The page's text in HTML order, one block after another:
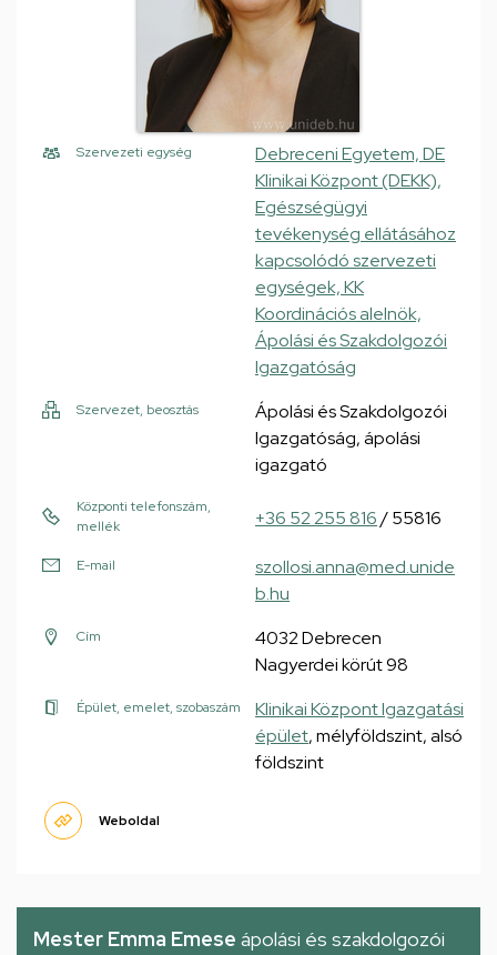
Szervezeti egység
Debreceni Egyetem, DE
Klinikai Központ (DEKK),
Egészségügyi
tevékenység ellátásához
kapcsolódó szervezeti
egységek, KK
Koordinációs alelnök,
Ápolási és Szakdolgozói
Igazgatóság
Szervezet, beosztás
Ápolási és Szakdolgozói
Igazgatóság, ápolási
igazgató
Központi telefonszám,
mellék
+36 52 255 816/ 55816
E-mail
szollosi.anna@med.unide
b.hu
Cím
4032 Debrecen
Nagyerdei körút 98
Épület, emelet, szobaszám
Klinikai Központ Igazgatási
épület, mélyföldszint, alsó
földszint
Weboldal
Mester Emma Emese ápolási és szakdolgozói